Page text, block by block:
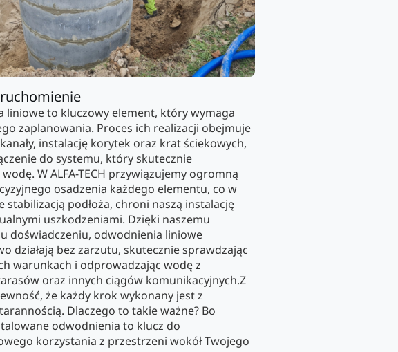
liniowe to kluczowy element, który wymaga
zaplanowania. Proces ich realizacji obejmuje
instalację korytek oraz krat ściekowych,
do systemu, który skutecznie
W ALFA-TECH przywiązujemy ogromną
osadzenia każdego elementu, co w
stabilizacją podłoża, chroni naszą instalację
uszkodzeniami. Dzięki naszemu
doświadczeniu, odwodnienia liniowe
działają bez zarzutu, skutecznie sprawdzając
warunkach i odprowadzając wodę z
oraz innych ciągów komunikacyjnych.Z
że każdy krok wykonany jest z
Dlaczego to takie ważne? Bo
odwodnienia to klucz do
korzystania z przestrzeni wokół Twojego